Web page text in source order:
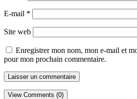
E-mail *
Site web
Enregistrer mon nom, mon e-mail et
pour mon prochain commentaire.
View Comments (0)